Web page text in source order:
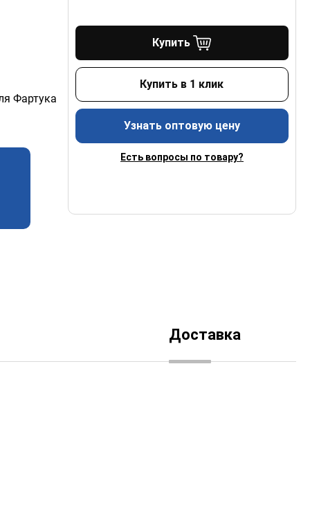
Фартука
Купить
Купить в 1 клик
Узнать оптовую цену
Есть вопросы по товару?
Доставка